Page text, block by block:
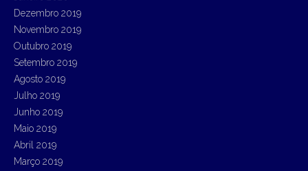
Dezembro 2019
Novembro 2019
Outubro 2019
Setembro 2019
Agosto 2019
Julho 2019
Junho 2019
Maio 2019
Abril 2019
Março 2019